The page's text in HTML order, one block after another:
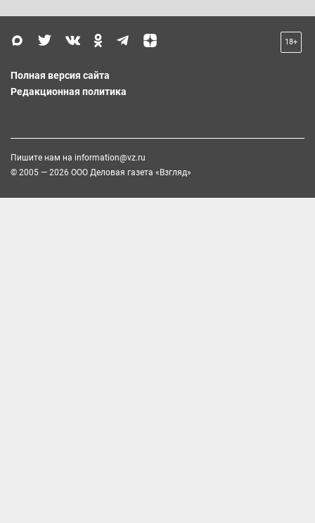
18+
Полная версия сайта
Редакционная политика
Пишите нам на information@vz.ru
© 2005 — 2026 ООО Деловая газета «Взгляд»